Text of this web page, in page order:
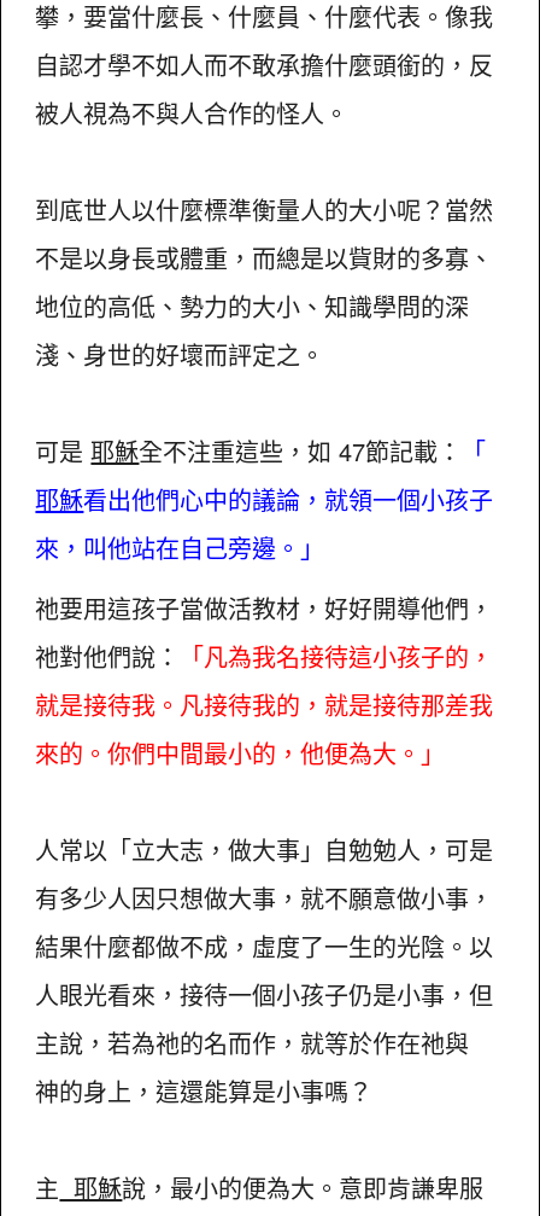
攀，要當什麼長、什麼員、什麼代表。像我
自認才學不如人而不敢承擔什麼頭銜的，反
被人視為不與人合作的怪人。
到底世人以什麼標準衡量人的大小呢？當然
不是以身長或體重，而總是以貲財的多寡、
地位的高低、勢力的大小、知識學問的深
淺、身世的好壞而評定之。
可是耶穌全不注重這些，如 47節記載：
「
耶穌看出他們心中的議論，就領一個小孩子
來，叫他站在自己旁邊。」
祂要用這孩子當做活教材，好好開導他們，
祂對他們說：
「凡為我名接待這小孩子的，
就是接待我。凡接待我的，就是接待那差我
來的。你們中間最小的，他便為大。」
人常以「立大志，做大事」自勉勉人，可是
有多少人因只想做大事，就不願意做小事，
結果什麼都做不成，虛度了一生的光陰。以
人眼光看來，接待一個小孩子仍是小事，但
主說，若為祂的名而作，就等於作在祂與
神的身上，這還能算是小事嗎？
主 耶穌說，最小的便為大。意即肯謙卑服